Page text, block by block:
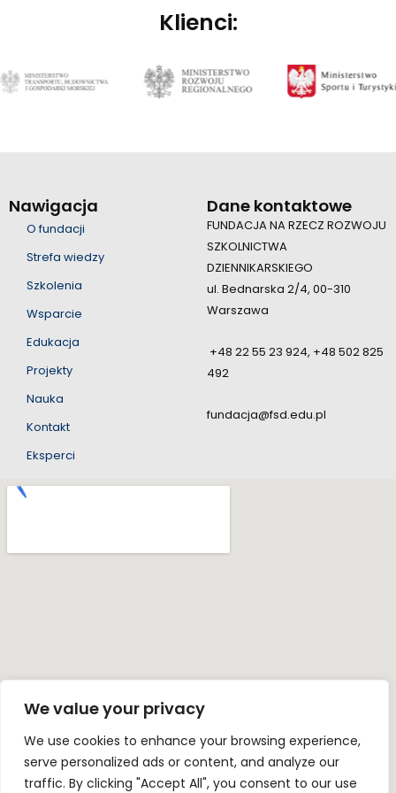
We value your privacy
We use cookies to enhance your browsing experience,
serve personalized ads or content, and analyze our
traffic. By clicking "Accept All", you consent to our use
Klienci:
Nawigacja
O fundacji
Strefa wiedzy
Szkolenia
Wsparcie
Edukacja
Projekty
Nauka
Kontakt
Eksperci
Dane kontaktowe
FUNDACJA NA RZECZ ROZWOJU
SZKOLNICTWA
DZIENNIKARSKIEGO
ul. Bednarska 2/4, 00-310
Warszawa
+48 22 55 23 924, +48 502 825
492
fundacja@fsd.edu.pl